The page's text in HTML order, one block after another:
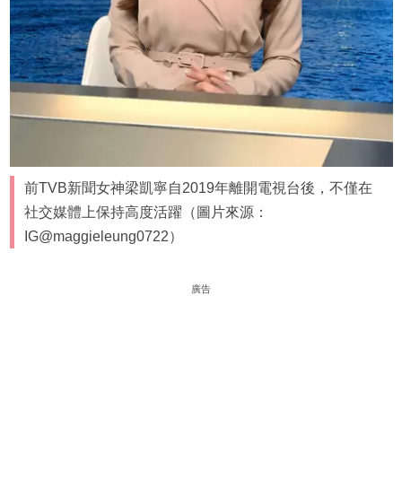
前TVB新聞女神梁凱寧自2019年離開電視台後，不僅在
社交媒體上保持高度活躍（圖片來源：
IG@maggieleung0722）
廣告